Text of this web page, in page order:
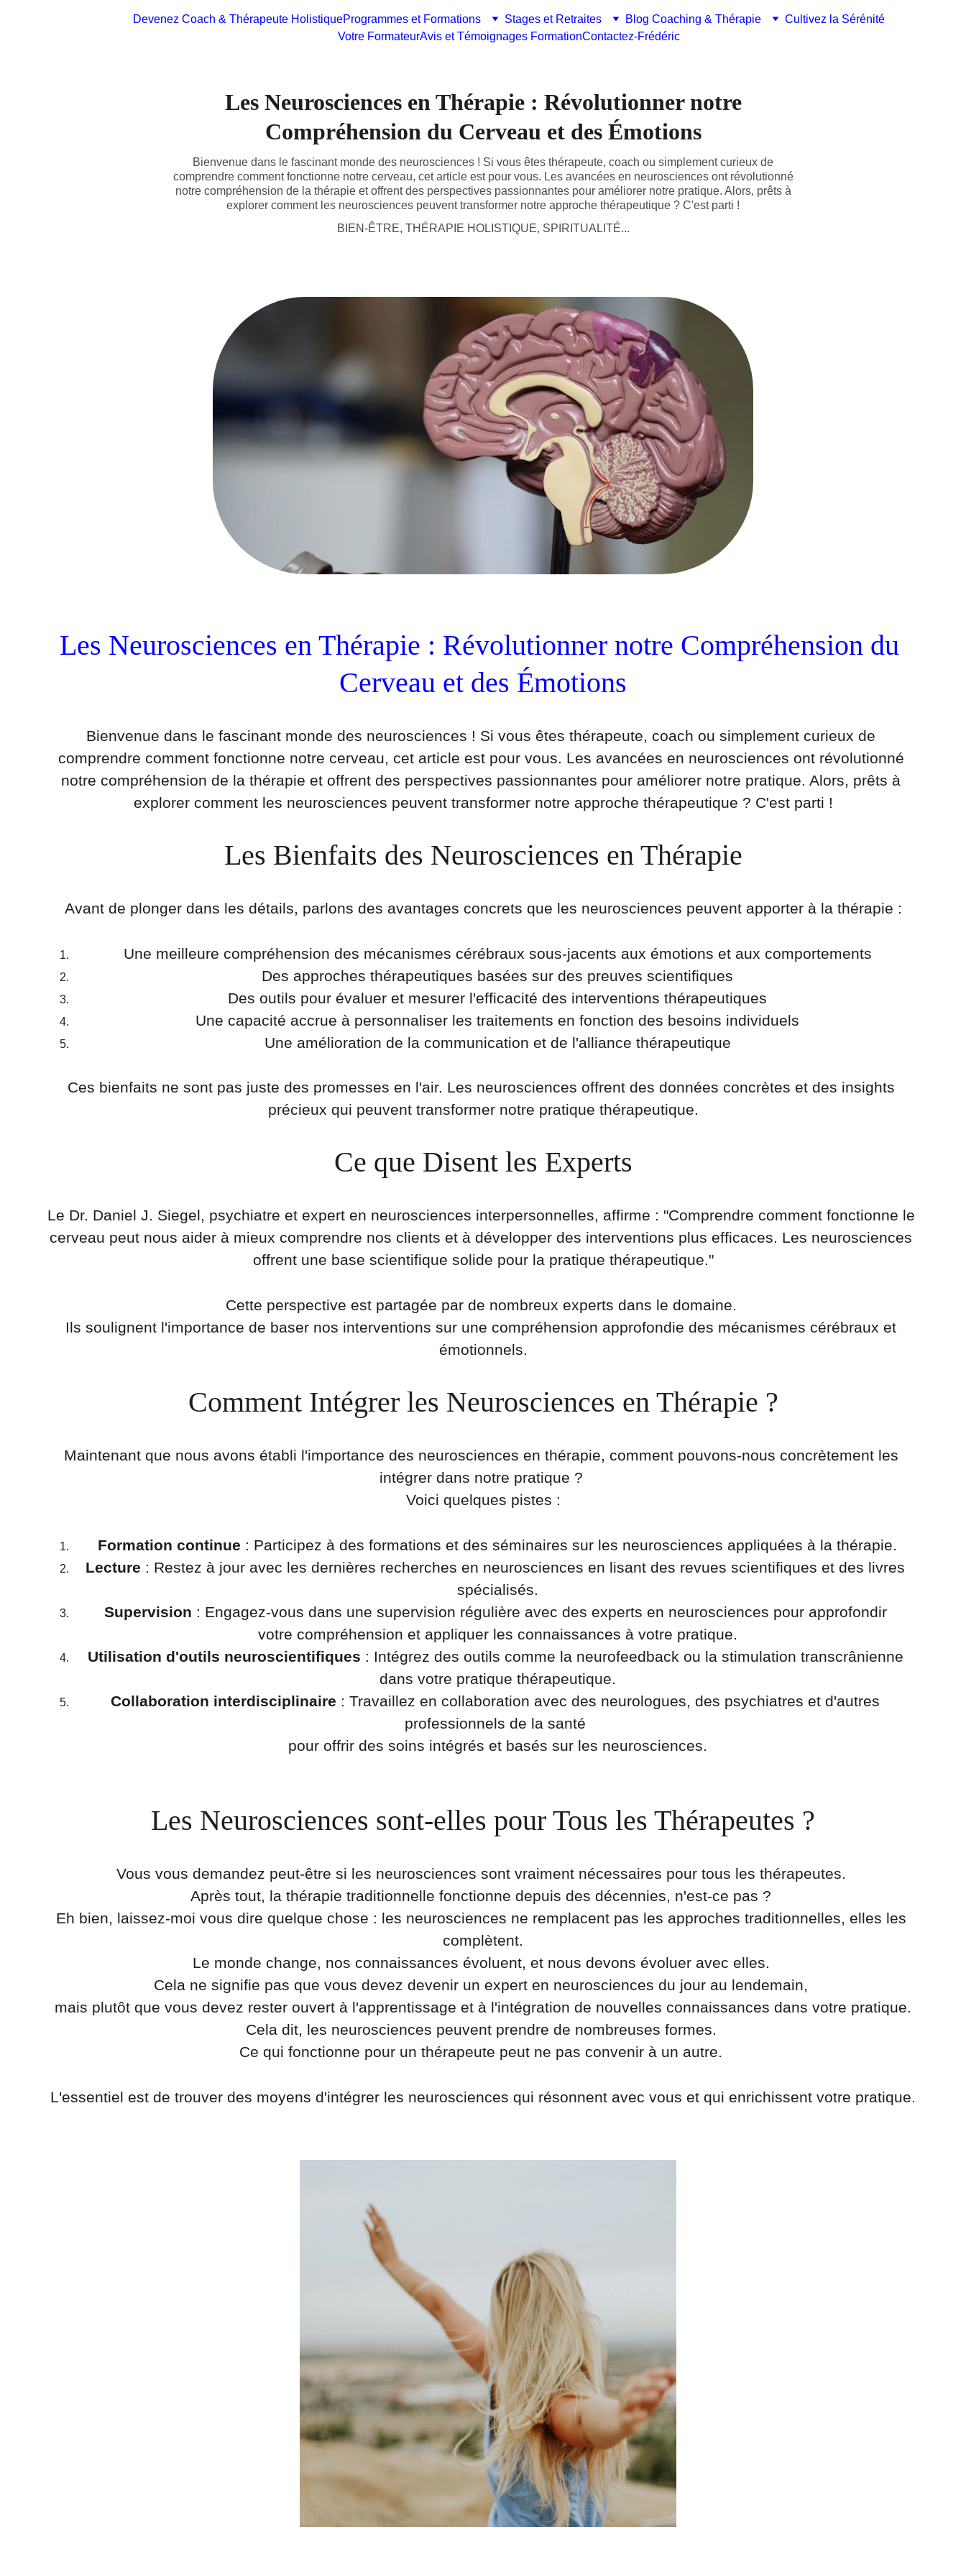
Devenez Coach & Thérapeute HolistiqueProgrammes et Formations Stages et Retraites Blog Coaching & Thérapie
Cultivez la Sérénité
Votre FormateurAvis et Témoignages FormationContactez-Frédéric
Les Neurosciences en Thérapie : Révolutionner notre
Compréhension du Cerveau et des Émotions
Bienvenue dans le fascinant monde des neurosciences ! Si vous êtes thérapeute, coach ou simplement curieux de
comprendre comment fonctionne notre cerveau, cet article est pour vous. Les avancées en neurosciences ont révolutionné
notre compréhension de la thérapie et offrent des perspectives passionnantes pour améliorer notre pratique. Alors, prêts à
explorer comment les neurosciences peuvent transformer notre approche thérapeutique ? C'est parti !
BIEN-ÊTRE, THÉRAPIE HOLISTIQUE, SPIRITUALITÉ...
Les Neurosciences en Thérapie : Révolutionner notre Compréhension du
Cerveau et des Émotions
Bienvenue dans le fascinant monde des neurosciences ! Si vous êtes thérapeute, coach ou simplement curieux de
comprendre comment fonctionne notre cerveau, cet article est pour vous. Les avancées en neurosciences ont révolutionné
notre compréhension de la thérapie et offrent des perspectives passionnantes pour améliorer notre pratique. Alors, prêts à
explorer comment les neurosciences peuvent transformer notre approche thérapeutique ? C'est parti !
Les Bienfaits des Neurosciences en Thérapie
Avant de plonger dans les détails, parlons des avantages concrets que les neurosciences peuvent apporter à la thérapie :
Une meilleure compréhension des mécanismes cérébraux sous-jacents aux émotions et aux comportements
Des approches thérapeutiques basées sur des preuves scientifiques
Des outils pour évaluer et mesurer l'efficacité des interventions thérapeutiques
Une capacité accrue à personnaliser les traitements en fonction des besoins individuels
Une amélioration de la communication et de l'alliance thérapeutique
Ces bienfaits ne sont pas juste des promesses en l'air. Les neurosciences offrent des données concrètes et des insights
précieux qui peuvent transformer notre pratique thérapeutique.
Ce que Disent les Experts
Le Dr. Daniel J. Siegel, psychiatre et expert en neurosciences interpersonnelles, affirme : "Comprendre comment fonctionne le
cerveau peut nous aider à mieux comprendre nos clients et à développer des interventions plus efficaces. Les neurosciences
offrent une base scientifique solide pour la pratique thérapeutique."
Cette perspective est partagée par de nombreux experts dans le domaine.
Ils soulignent l'importance de baser nos interventions sur une compréhension approfondie des mécanismes cérébraux et
émotionnels.
Comment Intégrer les Neurosciences en Thérapie ?
Maintenant que nous avons établi l'importance des neurosciences en thérapie, comment pouvons-nous concrètement les
intégrer dans notre pratique ?
Voici quelques pistes :
Formation continue : Participez à des formations et des séminaires sur les neurosciences appliquées à la thérapie.
Lecture : Restez à jour avec les dernières recherches en neurosciences en lisant des revues scientifiques et des livres
spécialisés.
Supervision : Engagez-vous dans une supervision régulière avec des experts en neurosciences pour approfondir
votre compréhension et appliquer les connaissances à votre pratique.
Utilisation d'outils neuroscientifiques : Intégrez des outils comme la neurofeedback ou la stimulation transcrânienne
dans votre pratique thérapeutique.
Collaboration interdisciplinaire : Travaillez en collaboration avec des neurologues, des psychiatres et d'autres
professionnels de la santé
pour offrir des soins intégrés et basés sur les neurosciences.
Les Neurosciences sont-elles pour Tous les Thérapeutes ?
Vous vous demandez peut-être si les neurosciences sont vraiment nécessaires pour tous les thérapeutes.
Après tout, la thérapie traditionnelle fonctionne depuis des décennies, n'est-ce pas ?
Eh bien, laissez-moi vous dire quelque chose : les neurosciences ne remplacent pas les approches traditionnelles, elles les
complètent.
Le monde change, nos connaissances évoluent, et nous devons évoluer avec elles.
Cela ne signifie pas que vous devez devenir un expert en neurosciences du jour au lendemain,
mais plutôt que vous devez rester ouvert à l'apprentissage et à l'intégration de nouvelles connaissances dans votre pratique.
Cela dit, les neurosciences peuvent prendre de nombreuses formes.
Ce qui fonctionne pour un thérapeute peut ne pas convenir à un autre.
L'essentiel est de trouver des moyens d'intégrer les neurosciences qui résonnent avec vous et qui enrichissent votre pratique.